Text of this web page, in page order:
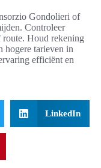
Gondolieri of
Controleer
route. Houd rekening
hogere tarieven in
efficiënt en
LinkedIn